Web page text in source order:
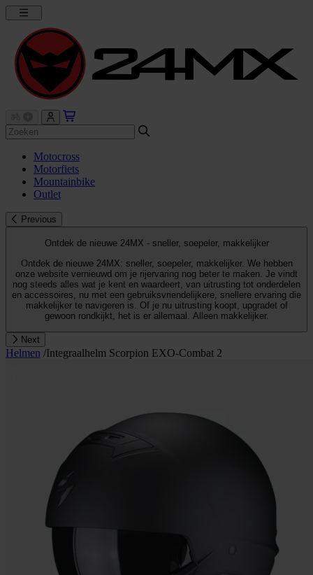
Motocross
Motorfiets
Mountainbike
Outlet
Previous
Ontdek de nieuwe 24MX - sneller, soepeler, makkelijker
Ontdek de nieuwe 24MX: sneller, soepeler, makkelijker. We hebben
onze website vernieuwd om je rijervaring nog beter te maken. Je vindt
nog steeds alles wat je kent en waardeert, van uitrusting tot onderdelen
en accessoires, nu met een gebruiksvriendelijkere, snellere ervaring die
makkelijker te navigeren is. Of je nu uitrusting koopt, upgradet of
gewoon rondkijkt, het is er allemaal. Alleen makkelijker.
Next
Helmen /Integraalhelm Scorpion EXO-Combat 2